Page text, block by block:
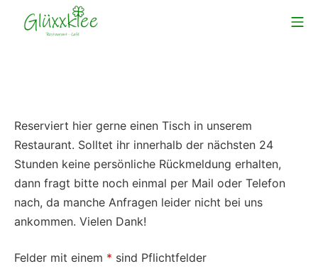
Inhalt
Reserviert hier gerne einen Tisch in unserem
Restaurant. Solltet ihr innerhalb der nächsten 24
Stunden keine persönliche Rückmeldung erhalten,
dann fragt bitte noch einmal per Mail oder Telefon
nach, da manche Anfragen leider nicht bei uns
ankommen. Vielen Dank!
Felder mit einem * sind Pflichtfelder